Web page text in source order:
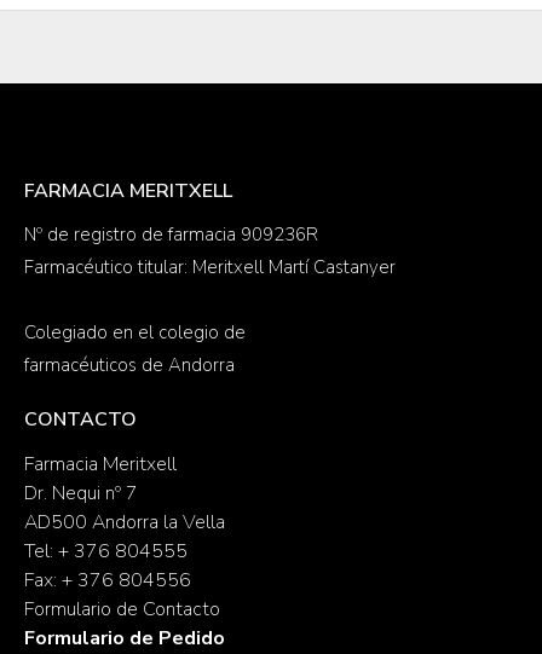
FARMACIA MERITXELL
Nº de registro de farmacia 909236R
Farmacéutico titular: Meritxell Martí Castanyer
Colegiado en el colegio de
farmacéuticos de Andorra
CONTACTO
Farmacia Meritxell
Dr. Nequi nº 7
AD500 Andorra la Vella
Tel: + 376 804555
Fax: + 376 804556
Formulario de Contacto
Formulario de Pedido